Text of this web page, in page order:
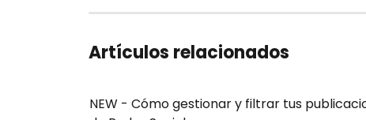
Artículos relacionados
NEW - Cómo gestionar y filtrar tus